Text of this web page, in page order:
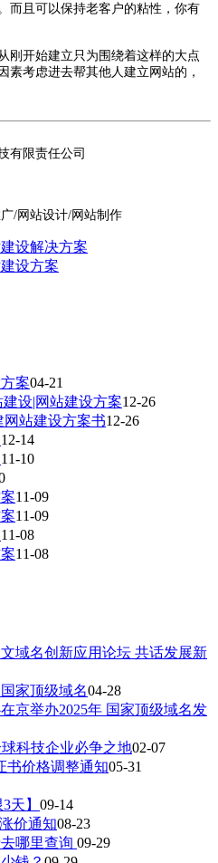
而且可以保持老客户的粘性，你有
开始建立只为围绕着这样的大点
素考虑进去帮其他人建立网站的，
限责任公司
/网站设计/网站制作
设解决方案
设方案
案04-21
设|网站建设方案12-26
站建设方案书12-26
12-14
11-10
11-09
11-09
11-08
11-08
域名创新应用论坛 共话发展新
家顶级域名04-28
京举办2025年 国家顶级域名发
科技企业必争之地02-07
书价格调整通知05-31
天】 09-14
价通知08-23
哪里查询 09-29